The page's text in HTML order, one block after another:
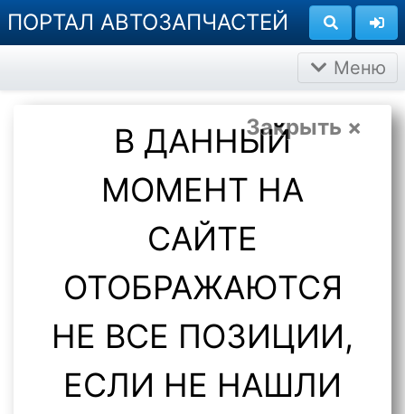
ПОРТАЛ АВТОЗАПЧАСТЕЙ
Меню
Закрыть ×
В ДАННЫЙ
МОМЕНТ НА
САЙТЕ
ОТОБРАЖАЮТСЯ
НЕ ВСЕ ПОЗИЦИИ,
ЕСЛИ НЕ НАШЛИ